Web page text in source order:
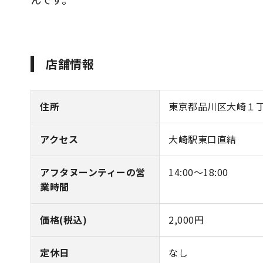
店舗情報
住所 東京都品川区大崎１
アクセス 大崎駅東口直結
アフタヌーンティーの営
業時間
14:00～18:00
価格(税込) 2,000円
定休日 なし